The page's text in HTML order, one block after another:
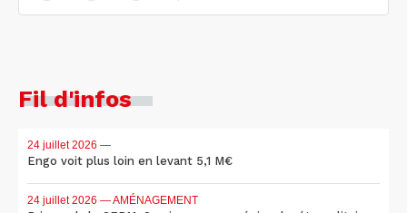
Fil d'infos
24 juillet 2026 —
Engo voit plus loin en levant 5,1 M€
24 juillet 2026 — AMÉNAGEMENT